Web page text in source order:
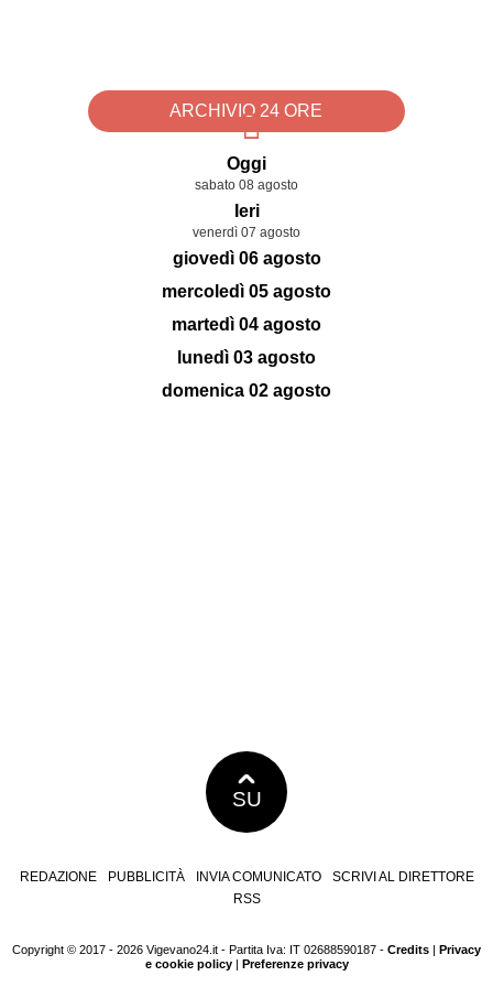
ARCHIVIO 24 ORE
Oggi
sabato 08 agosto
Ieri
venerdì 07 agosto
giovedì 06 agosto
mercoledì 05 agosto
martedì 04 agosto
lunedì 03 agosto
domenica 02 agosto
SU
REDAZIONE PUBBLICITÀ INVIA COMUNICATO
SCRIVI AL DIRETTORE
RSS
Copyright © 2017 - 2026 Vigevano24.it - Partita Iva: IT 02688590187 - Credits | Privacy
e cookie policy| Preferenze privacy